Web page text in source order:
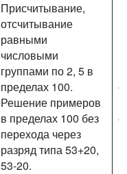
Присчитывание,
отсчитывание
равными
числовыми
группами по 2, 5 в
пределах 100.
Решение примеров
в пределах 100 без
перехода через
разряд типа 53+20,
53-20.